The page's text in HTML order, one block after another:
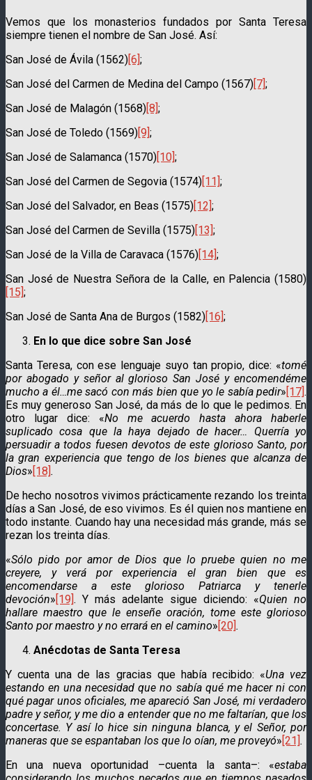
Vemos que los monasterios fundados por Santa Teresa
siempre tienen el nombre de San José. Así:
San José de Ávila (1562)[6];
San José del Carmen de Medina del Campo (1567)[7];
San José de Malagón (1568)[8];
San José de Toledo (1569)[9];
San José de Salamanca (1570)[10];
San José del Carmen de Segovia (1574)[11];
San José del Salvador, en Beas (1575)[12];
San José del Carmen de Sevilla (1575)[13];
San José de la Villa de Caravaca (1576)[14];
San José de Nuestra Señora de la Calle, en Palencia (1580)
[15];
San José de Santa Ana de Burgos (1582)[16];
En lo que dice sobre San José
Santa Teresa, con ese lenguaje suyo tan propio, dice: «tomé
por abogado y señor al glorioso San José y encomendéme
mucho a él…me sacó con más bien que yo le sabía pedir»[17].
Es muy generoso San José, da más de lo que le pedimos. En
otro lugar dice: «No me acuerdo hasta ahora haberle
suplicado cosa que la haya dejado de hacer… Querría yo
persuadir a todos fuesen devotos de este glorioso Santo, por
la gran experiencia que tengo de los bienes que alcanza de
Dios»[18].
De hecho nosotros vivimos prácticamente rezando los treinta
días a San José, de eso vivimos. Es él quien nos mantiene en
todo instante. Cuando hay una necesidad más grande, más se
rezan los treinta días.
«Sólo pido por amor de Dios que lo pruebe quien no me
creyere, y verá por experiencia el gran bien que es
encomendarse a este glorioso Patriarca y tenerle
devoción»[19]. Y más adelante sigue diciendo: «Quien no
hallare maestro que le enseñe oración, tome este glorioso
Santo por maestro y no errará en el camino»[20].
Anécdotas de Santa Teresa
Y cuenta una de las gracias que había recibido: «Una vez
estando en una necesidad que no sabía qué me hacer ni con
qué pagar unos oficiales, me apareció San José, mi verdadero
padre y señor, y me dio a entender que no me faltarían, que los
concertase. Y así lo hice sin ninguna blanca, y el Señor, por
maneras que se espantaban los que lo oían, me proveyó»[21].
En una nueva oportunidad –cuenta la santa–: «estaba